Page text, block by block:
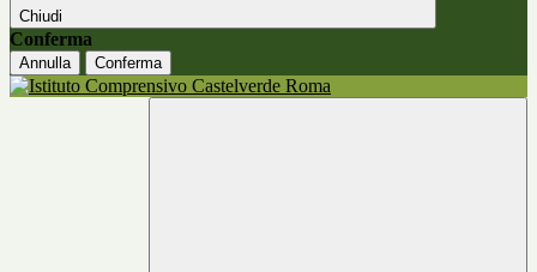
Chiudi
Conferma
Annulla Conferma